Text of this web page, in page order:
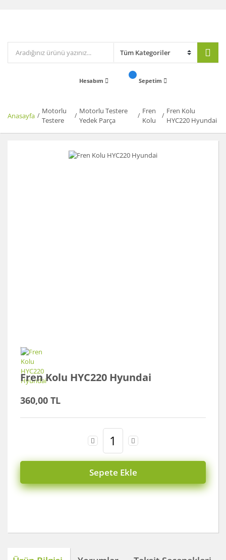
Hesabım Sepetim
Anasayfa
Motorlu
Testere
Motorlu Testere
Yedek Parça
Fren
Kolu
Fren Kolu
HYC220 Hyundai
Fren Kolu HYC220 Hyundai
360,00 TL
Sepete Ekle